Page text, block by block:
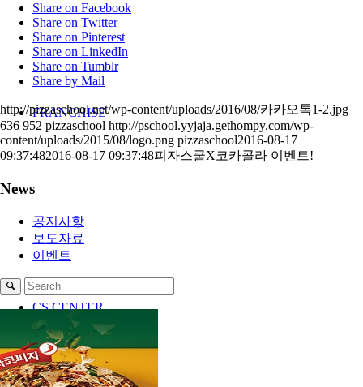
FRANCHISE
CS CENTER
Menu Menu
Share on Facebook
Share on Twitter
Share on Pinterest
Share on LinkedIn
Share on Tumblr
Share by Mail
http://pizzaschool.net/wp-content/uploads/2016/08/카카오톡1-2.jpg
636 952 pizzaschool http://pschool.yyjaja.gethompy.com/wp-
content/uploads/2015/08/logo.png pizzaschool2016-08-17
09:37:482016-08-17 09:37:48피자스쿨X코카콜라 이벤트!
News
공지사항
보도자료
이벤트